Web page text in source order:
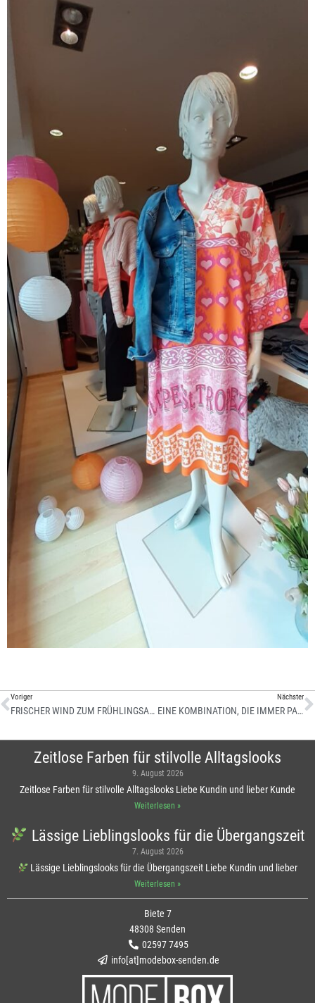
Voriger
FRISCHER WIND ZUM FRÜHLINGSANFANG
Nächster
EINE KOMBINATION, DIE IMMER PASST
Zeitlose Farben für stilvolle Alltagslooks
9. August 2026
Zeitlose Farben für stilvolle Alltagslooks Liebe Kundin und lieber Kunde
Weiterlesen »
Lässige Lieblingslooks für die Übergangszeit
7. August 2026
Lässige Lieblingslooks für die Übergangszeit Liebe Kundin und lieber
Weiterlesen »
Biete 7
48308 Senden
02597 7495
info[at]modebox-senden.de